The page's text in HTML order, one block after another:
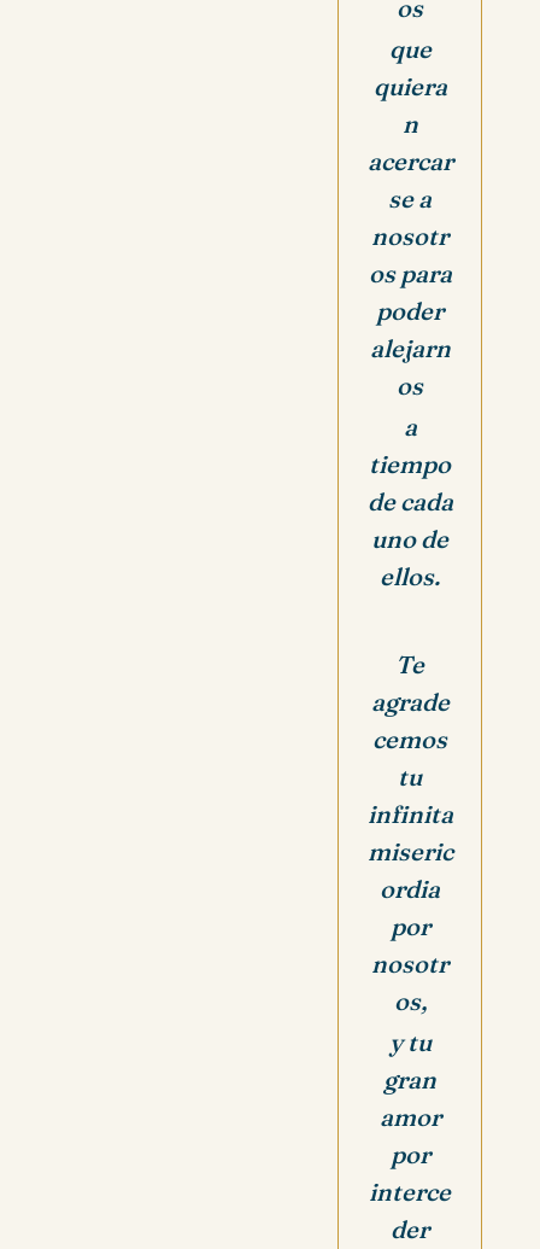
os
que
quiera
n
acercar
se a
nosotr
os para
poder
alejarn
os
a
tiempo
de cada
uno de
ellos.
Te
agrade
cemos
tu
infinita
miseric
ordia
por
nosotr
os,
y tu
gran
amor
por
interce
der